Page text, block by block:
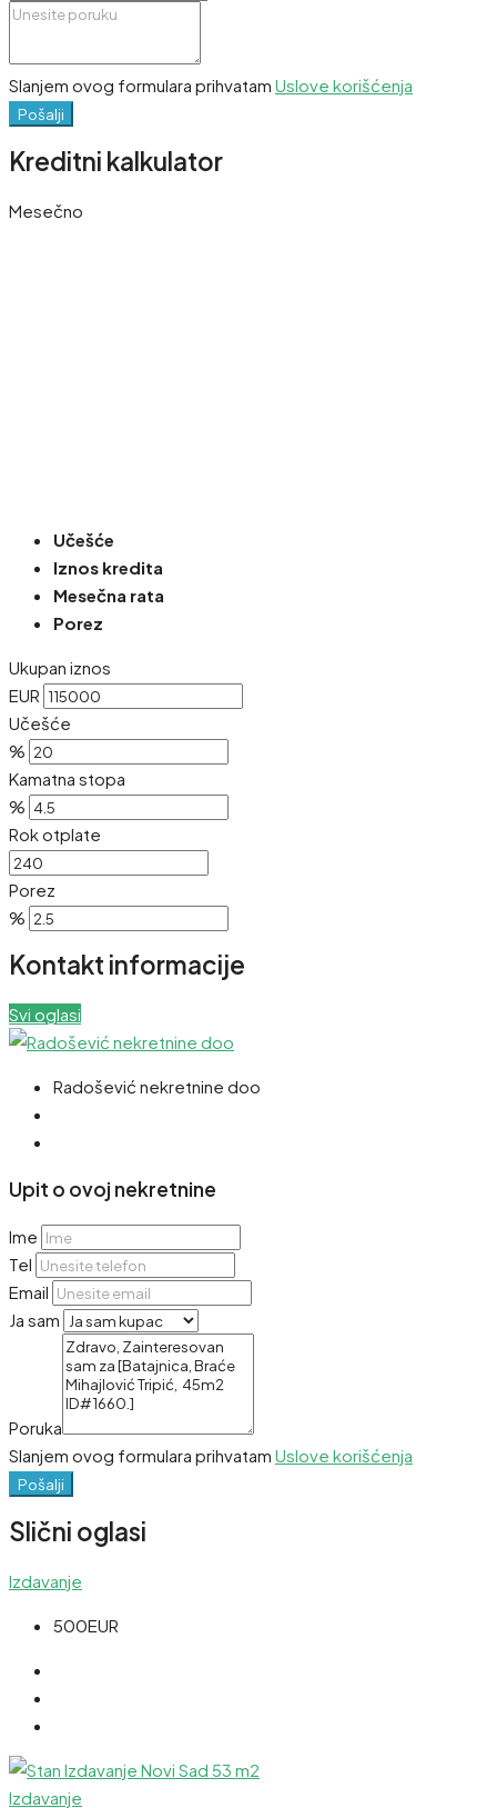
Slanjem ovog formulara prihvatam Uslove korišćenja
Pošalji
Kreditni kalkulator
Mesečno
Učešće
Iznos kredita
Mesečna rata
Porez
Ukupan iznos
EUR
Učešće
%
Kamatna stopa
%
Rok otplate
Porez
%
Kontakt informacije
Svi oglasi
Radošević nekretnine doo
Upit o ovoj nekretnine
Ime
Tel
Email
Ja sam
Poruka
Slanjem ovog formulara prihvatam Uslove korišćenja
Pošalji
Slični oglasi
Izdavanje
500EUR
Izdavanje